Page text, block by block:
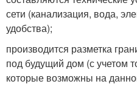
сети (канализация, вода,
удобства);
производится разметка
под будущий дом (с учетом
которые возможны на